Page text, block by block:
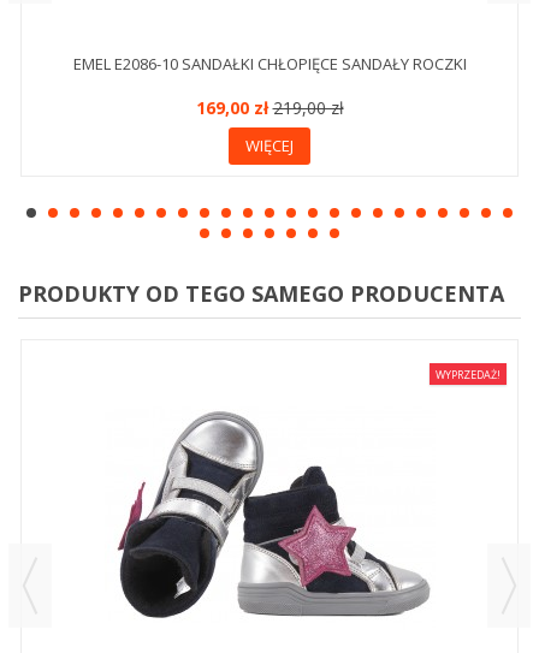
EMEL E2086-10 SANDAŁKI CHŁOPIĘCE SANDAŁY ROCZKI
169,00 zł219,00 zł
WIĘCEJ
PRODUKTY OD TEGO SAMEGO PRODUCENTA
WYPRZEDAŻ!